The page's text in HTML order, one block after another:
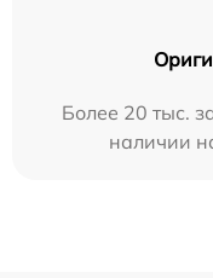
Более 20 тыс.
наличии